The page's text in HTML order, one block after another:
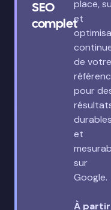
SEO
complet
place,
et
de votre
pour
durables
et
sur
Google.
À partir